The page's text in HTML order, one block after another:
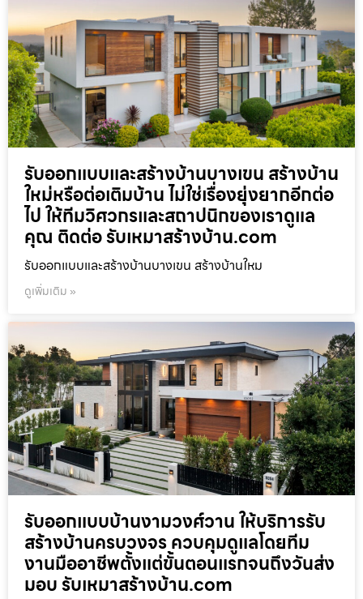
รับออกแบบและสร้างบ้านบางเขน สร้างบ้าน
ใหม่หรือต่อเติมบ้าน ไม่ใช่เรื่องยุ่งยากอีกต่อ
ไป ให้ทีมวิศวกรและสถาปนิกของเราดูแล
คุณ ติดต่อ รับเหมาสร้างบ้าน.com
รับออกแบบและสร้างบ้านบางเขน สร้างบ้านใหม
ดูเพิ่มเติม »
รับออกแบบบ้านงามวงศ์วาน ให้บริการรับ
สร้างบ้านครบวงจร ควบคุมดูแลโดยทีม
งานมืออาชีพตั้งแต่ขั้นตอนแรกจนถึงวันส่ง
มอบ รับเหมาสร้างบ้าน.com